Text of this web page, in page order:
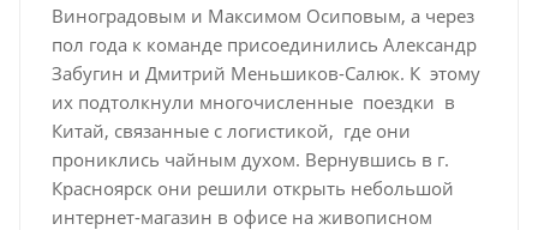
Виноградовым и Максимом Осиповым, а через
пол года к команде присоединились Александр
Забугин и Дмитрий Меньшиков-Салюк. К этому
их подтолкнули многочисленные поездки в
Китай, связанные с логистикой, где они
прониклись чайным духом. Вернувшись в г.
Красноярск они решили открыть небольшой
интернет-магазин в офисе на живописном